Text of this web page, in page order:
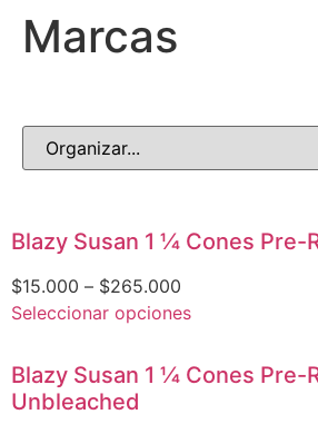
Marcas
Blazy Susan 1 1⁄4 Cones
$15.000 – $265.000
Seleccionar opciones
Blazy Susan 1 1⁄4 Cones
Unbleached